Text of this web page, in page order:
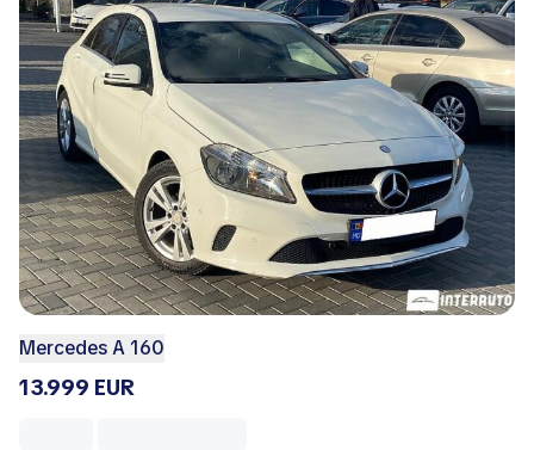
Mercedes A 160
13.999 EUR